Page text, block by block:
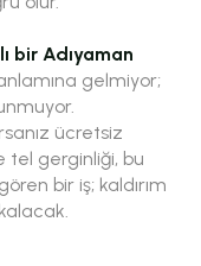
bir Adıyaman
gelmiyor;
ücretsiz
tel gerginliği, bu
bir iş; kaldırım